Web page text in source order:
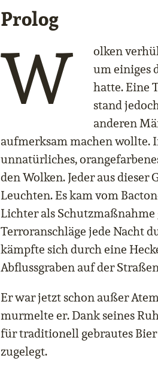
Prolog
W
olken
um einiges
hatte. Eine
stand
anderen
aufmerksam machen wollte.
unnatürliches,
den Wolken. Jeder aus dieser
Leuchten. Es kam vom
Lichter als Schutzmaßnahme
Terroranschläge jede Nacht
kämpfte sich durch eine
Abflussgraben auf der
Er war jetzt schon außer
murmelte er. Dank seines
für traditionell gebrautes
zugelegt.